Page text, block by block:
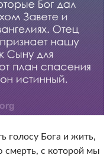
голосу Бога и жить,
смерть, с которой мы